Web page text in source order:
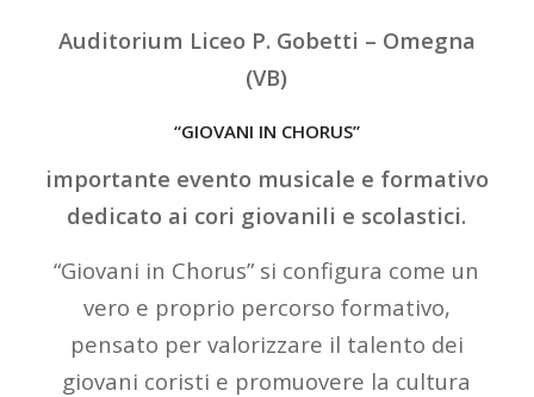
Auditorium Liceo P. Gobetti – Omegna
(VB)
“GIOVANI IN CHORUS”
importante evento musicale e formativo
dedicato ai cori giovanili e scolastici.
“Giovani in Chorus” si configura come un
vero e proprio percorso formativo,
pensato per valorizzare il talento dei
giovani coristi e promuovere la cultura